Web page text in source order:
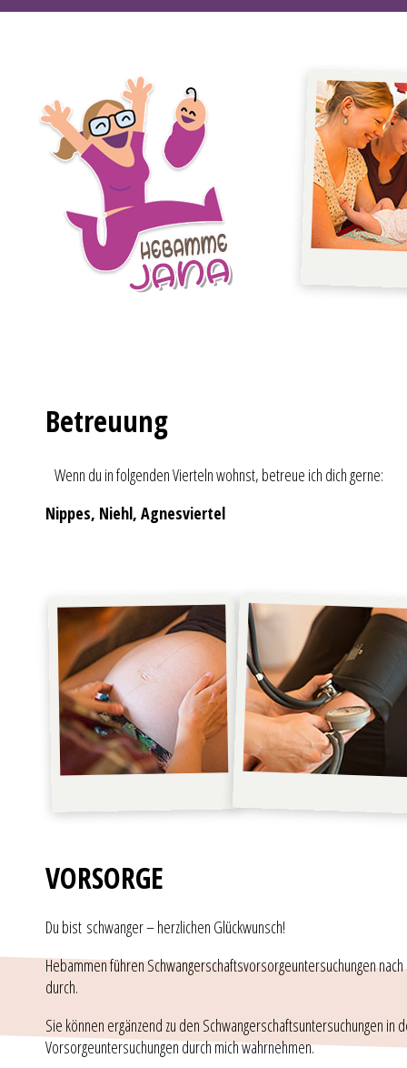
Betreuung
Wenn du in folgenden Vierteln wohnst, betreue ich dich gerne:
Nippes, Niehl, Agnesviertel
VORSORGE
Du bist schwanger – herzlichen Glückwunsch!
Hebammen führen Schwangerschaftsvorsorgeuntersuchungen
durch.
Sie können ergänzend zu den Schwangerschaftsuntersuchungen in
Vorsorgeuntersuchungen durch mich wahrnehmen.